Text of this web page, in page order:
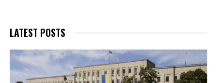
LATEST POSTS